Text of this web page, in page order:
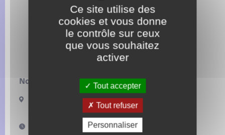
Voirie et espace public
Nous contacter :
5 place Maurice-Pierre-Vallette
Horaires d'ouverture :
Ce site utilise des
cookies et vous donne
le contrôle sur ceux
que vous souhaitez
activer
Tout accepter
Tout refuser
Personnaliser